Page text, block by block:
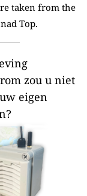
taken from the
Top.
zou u niet
eigen